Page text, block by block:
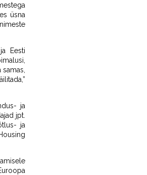
üsna
Eesti
ja
jpt.
ja